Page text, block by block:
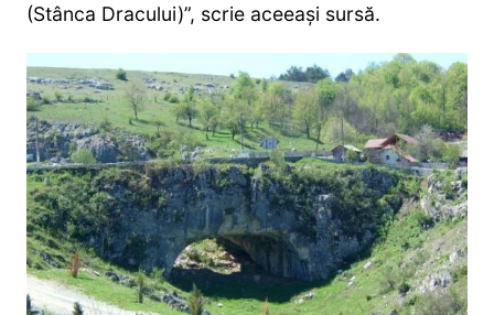
(Stânca Dracului)”, scrie aceeași sursă.